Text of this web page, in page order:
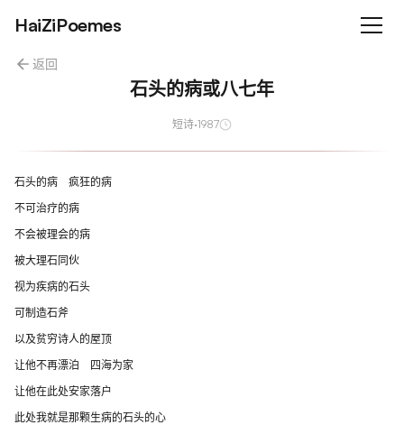
HaiZiPoemes
返回
石头的病或八七年
短诗·1987
石头的病 疯狂的病
不可治疗的病
不会被理会的病
被大理石同伙
视为疾病的石头
可制造石斧
以及贫穷诗人的屋顶
让他不再漂泊 四海为家
让他在此处安家落户
此处我就是那颗生病的石头的心